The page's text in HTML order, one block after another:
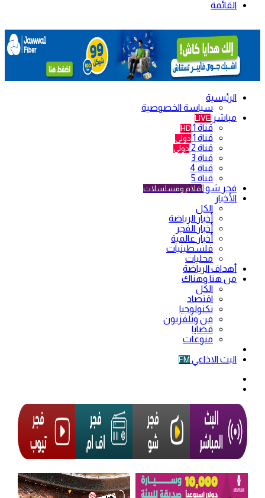
القائمة
الرئيسية
سياسة الخصوصية
مباشر LIVE
قناة 1 HD
قناة 1 دولي
قناة 2 دولي
قناة 3
قناة 4
قناة 5
فجر شو أفلام ومسلسلات
الأخبار
الكل
أخبار الرياضة
أخبار الفجر
أخبار عالمية
فلسطينيات
محليات
أهداف الرياضة
من هنا وهناك
الكل
اقتصاد
تكنولوجيا
فن وتلفزيون
قضايا
منوعات
البث الاذاعي FM